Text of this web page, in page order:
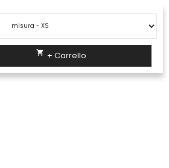
 + Carrello